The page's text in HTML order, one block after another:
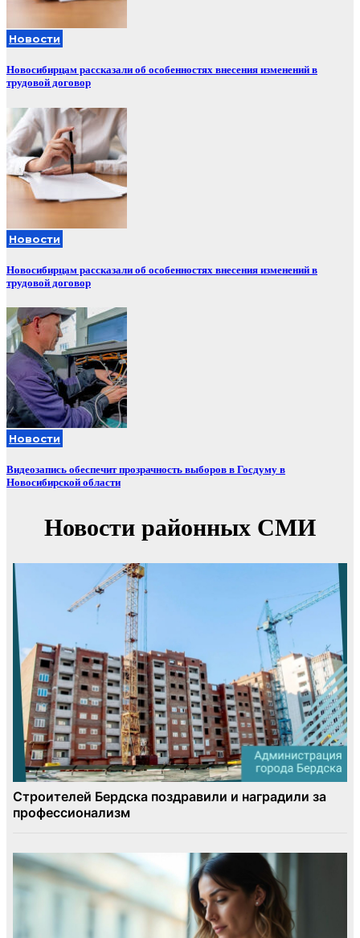
Новости
Новосибирцам рассказали об особенностях внесения изменений в
трудовой договор
Новости
Новосибирцам рассказали об особенностях внесения изменений в
трудовой договор
Новости
Видеозапись обеспечит прозрачность выборов в Госдуму в
Новосибирской области